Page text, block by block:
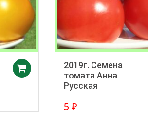
Добавить в корзину
2019г. Семена
томата Анна
Русская
5₽